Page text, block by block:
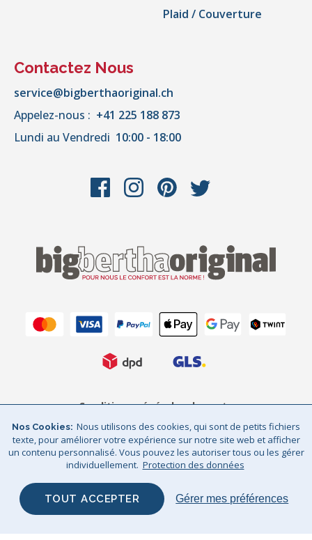
Plaid / Couverture
Contactez Nous
service@bigberthaoriginal.ch
Appelez-nous : +41 225 188 873
Lundi au Vendredi 10:00 - 18:00
Conditions générales de vente
Protection des données
Mentions légales
Sitemap
© Big Bertha Original 2026
GHS Retail Ltd / © Big Bertha Original 2025
Nos Cookies Nous utilisons des cookies, qui sont de petits fichiers
texte, pour améliorer votre expérience sur notre site web et afficher
un contenu personnalisé. Vous pouvez les autoriser tous ou les gérer
individuellement. Protection des données
TOUT ACCEPTER Gérer mes préférences